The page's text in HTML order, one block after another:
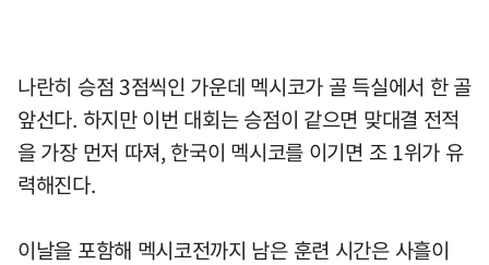
나란히 승점 3점씩인 가운데 멕시코가 골 득실에서 한 골
앞선다. 하지만 이번 대회는 승점이 같으면 맞대결 전적
을 가장 먼저 따져, 한국이 멕시코를 이기면 조 1위가 유
력해진다.
이날을 포함해 멕시코전까지 남은 훈련 시간은 사흘이